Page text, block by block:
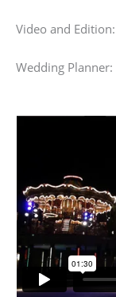
Video and Edition:
Wedding Planner: